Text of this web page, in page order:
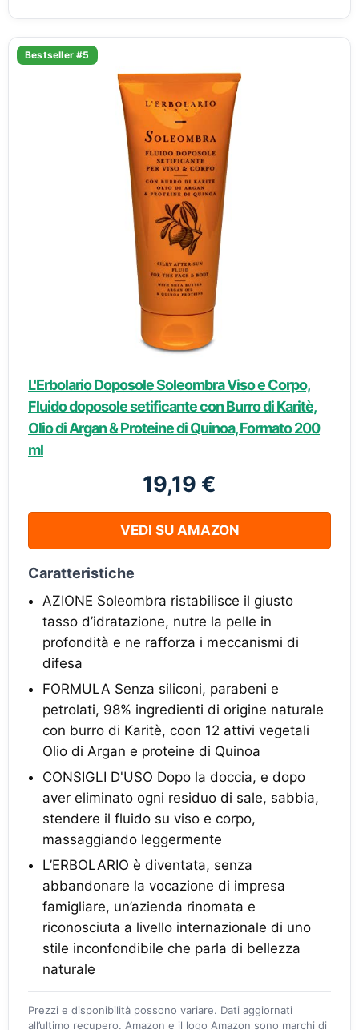
Bestseller #5
L'Erbolario Doposole Soleombra Viso e Corpo,
Fluido doposole setificante con Burro di Karitè,
Olio di Argan & Proteine di Quinoa, Formato 200
ml
19,19 €
VEDI SU AMAZON
Caratteristiche
AZIONE Soleombra ristabilisce il giusto
tasso d’idratazione, nutre la pelle in
profondità e ne rafforza i meccanismi di
difesa
FORMULA Senza siliconi, parabeni e
petrolati, 98% ingredienti di origine naturale
con burro di Karitè, coon 12 attivi vegetali
Olio di Argan e proteine di Quinoa
CONSIGLI D'USO Dopo la doccia, e dopo
aver eliminato ogni residuo di sale, sabbia,
stendere il fluido su viso e corpo,
massaggiando leggermente
L’ERBOLARIO è diventata, senza
abbandonare la vocazione di impresa
famigliare, un’azienda rinomata e
riconosciuta a livello internazionale di uno
stile inconfondibile che parla di bellezza
naturale
Prezzi e disponibilità possono variare. Dati aggiornati
all’ultimo recupero. Amazon e il logo Amazon sono marchi di